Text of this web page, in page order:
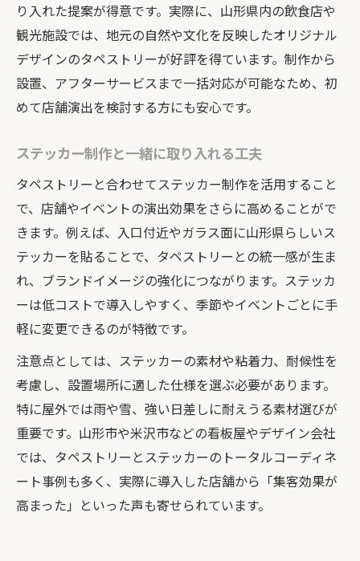
り入れた提案が得意です。実際に、山形県内の飲食店や
観光施設では、地元の自然や文化を反映したオリジナル
デザインのタペストリーが好評を得ています。制作から
設置、アフターサービスまで一括対応が可能なため、初
めて店舗演出を検討する方にも安心です。
ステッカー制作と一緒に取り入れる工夫
タペストリーと合わせてステッカー制作を活用すること
で、店舗やイベントの演出効果をさらに高めることがで
きます。例えば、入口付近やガラス面に山形県らしいス
テッカーを貼ることで、タペストリーとの統一感が生ま
れ、ブランドイメージの強化につながります。ステッカ
ーは低コストで導入しやすく、季節やイベントごとに手
軽に変更できるのが特徴です。
注意点としては、ステッカーの素材や粘着力、耐候性を
考慮し、設置場所に適した仕様を選ぶ必要があります。
特に屋外では雨や雪、強い日差しに耐えうる素材選びが
重要です。山形市や米沢市などの看板屋やデザイン会社
では、タペストリーとステッカーのトータルコーディネ
ート事例も多く、実際に導入した店舗から「集客効果が
高まった」といった声も寄せられています。